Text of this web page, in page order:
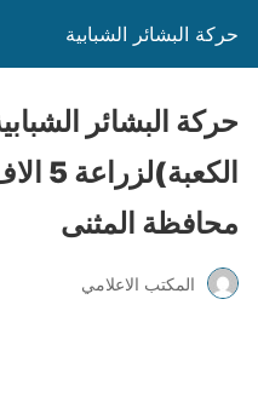
حركة البشائر الشبابية
حركة البشائر
محافظة المثنى
المكتب الاعلامي